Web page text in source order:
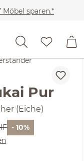
Möbel sparen.*
Pur
(Eiche)
- 10%